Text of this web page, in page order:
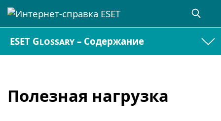
ESET Glossary – Содержание
Полезная нагрузка